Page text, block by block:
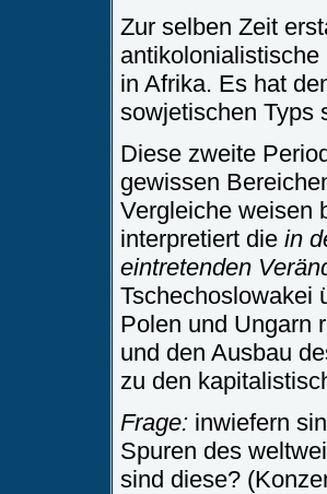
Zur selben Zeit
in Afrika. Es hat
sowjetischen Typs
Diese zweite
gewissen
Vergleiche weisen
interpretiert die in
eintretenden
Tschechoslowakei
Polen und Ungarn
und den Ausbau
zu den
Frage: inwiefern
Spuren des
sind diese?